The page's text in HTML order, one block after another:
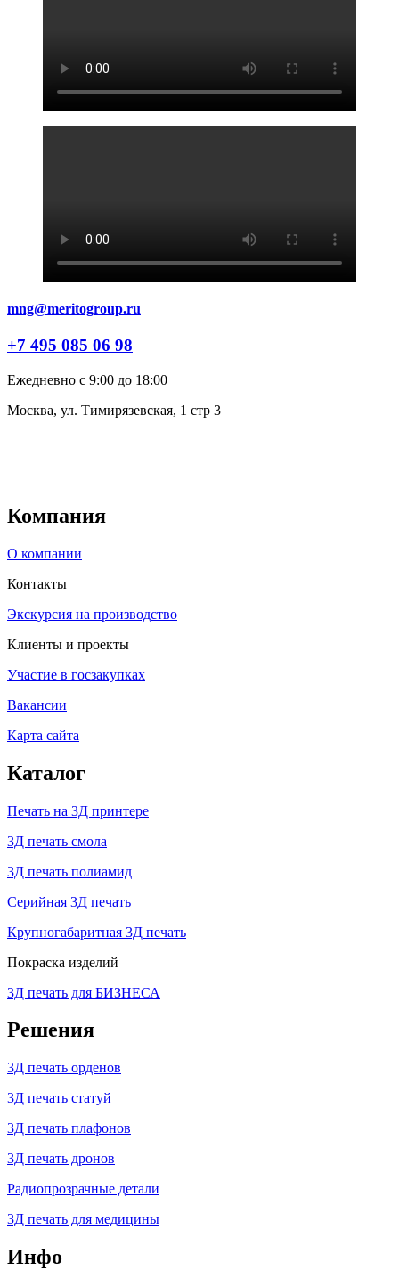
mng@meritogroup.ru
+7 495 085 06 98
Ежедневно с 9:00 до 18:00
Москва, ул. Тимирязевская, 1 стр 3
Компания
О компании
Контакты
Экскурсия на производство
Клиенты и проекты
Участие в госзакупках
Вакансии
Карта сайта
Каталог
Печать на 3Д принтере
3Д печать смола
3Д печать полиамид
Серийная 3Д печать
Крупногабаритная 3Д печать
Покраска изделий
3Д печать для БИЗНЕСА
Решения
3Д печать орденов
3Д печать статуй
3Д печать плафонов
3Д печать дронов
Радиопрозрачные детали
3Д печать для медицины
Инфо